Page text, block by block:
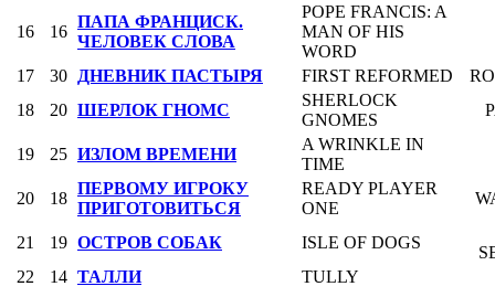
16 16
ПАПА ФРАНЦИСК.
ЧЕЛОВЕК СЛОВА
POPE FRANCIS: A
MAN OF HIS
WORD
17
30 ДНЕВНИК ПАСТЫРЯ FIRST REFORMED
18
20 ШЕРЛОК ГНОМС
SHERLOCK
GNOMES
19 25 ИЗЛОМ ВРЕМЕНИ
A WRINKLE IN
TIME
20
18
ПЕРВОМУ ИГРОКУ
ПРИГОТОВИТЬСЯ
READY PLAYER
ONE
21 19 ОСТРОВ СОБАК ISLE OF DOGS
22
14 ТАЛЛИ
TULLY